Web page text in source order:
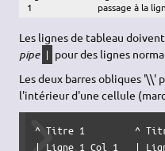
1
passage à la
Les lignes de tableau
pipe | pour des lignes
Les deux barres obliques '\\'
l'intérieur d'une cellule
^ Titre 1         ^
| Ligne 1 Col 1   |